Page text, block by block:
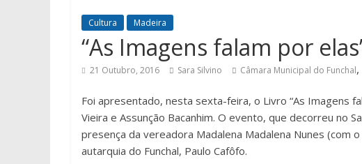
Cultura Madeira
“As Imagens falam por
21 Outubro, 2016 Sara Silvino Câmara Municipal do Funchal,
Foi apresentado, nesta sexta-feira, o Livro “As Imagens
Vieira e Assunção Bacanhim. O evento, que decorreu no
presença da vereadora Madalena Madalena Nunes (com
autarquia do Funchal, Paulo Cafôfo.